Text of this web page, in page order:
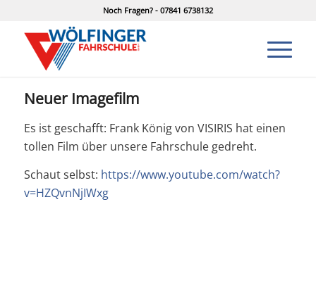
Noch Fragen? - 07841 6738132
Neuer Imagefilm
Es ist geschafft: Frank König von VISIRIS hat einen
tollen Film über unsere Fahrschule gedreht.
Schaut selbst: https://www.youtube.com/watch?
v=HZQvnNjIWxg